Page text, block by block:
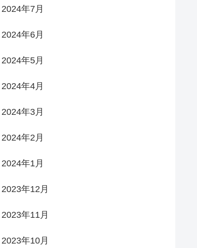
2024年7月
2024年6月
2024年5月
2024年4月
2024年3月
2024年2月
2024年1月
2023年12月
2023年11月
2023年10月